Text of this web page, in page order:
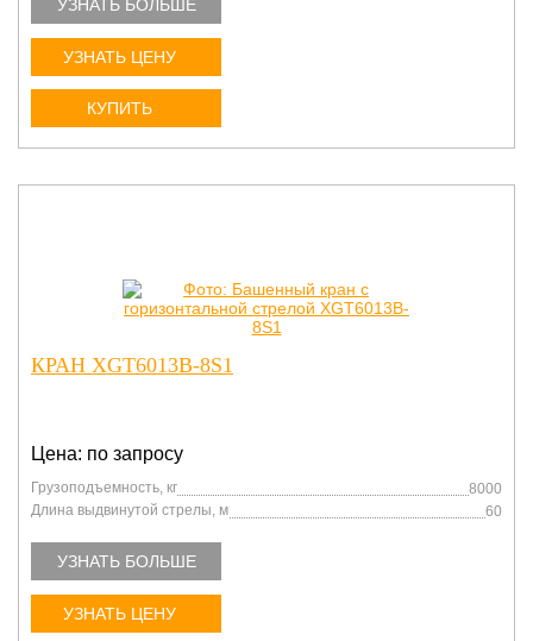
УЗНАТЬ БОЛЬШЕ
УЗНАТЬ ЦЕНУ
КУПИТЬ
КРАН XGT6013B-8S1
Цена: по запросу
Грузоподъемность, кг
8000
Длина выдвинутой стрелы, м
60
УЗНАТЬ БОЛЬШЕ
УЗНАТЬ ЦЕНУ